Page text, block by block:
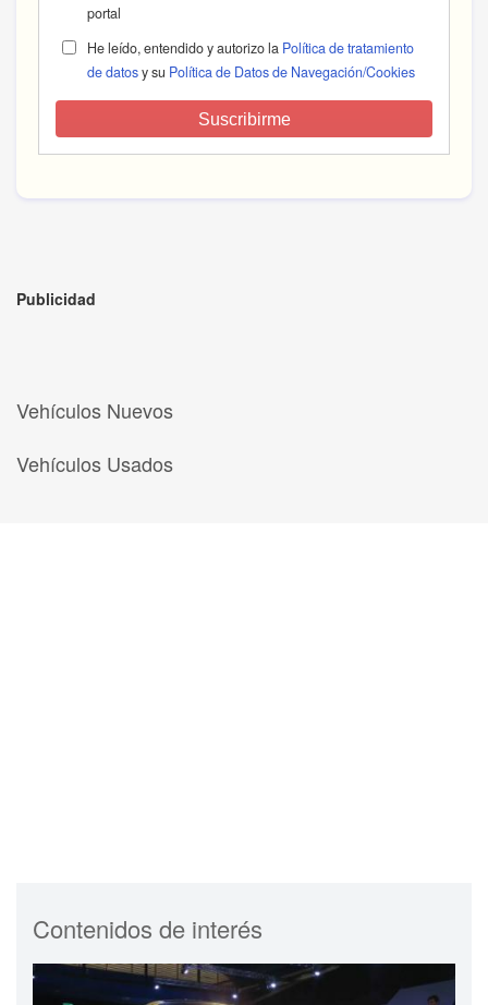
portal
He leído, entendido y autorizo la Política de tratamiento
de datosy su Política de Datos de Navegación/Cookies
Suscribirme
Publicidad
Vehículos Nuevos
Vehículos Usados
Contenidos de interés